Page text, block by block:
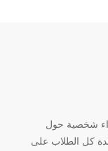
شخصية حول
كل الطلاب على